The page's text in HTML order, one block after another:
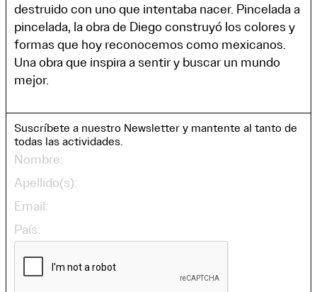
destruido con uno que intentaba nacer. Pincelada a
pincelada, la obra de Diego construyó los colores y
formas que hoy reconocemos como mexicanos.
Una obra que inspira a sentir y buscar un mundo
mejor.
Suscríbete a nuestro Newsletter y mantente al tanto de
todas las actividades.